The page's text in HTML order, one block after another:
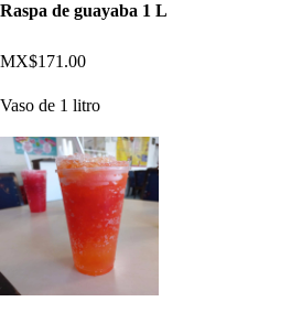
Raspa de guayaba 1 L
MX$171.00
Vaso de 1 litro